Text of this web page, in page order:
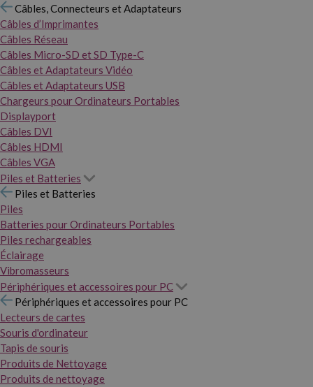
Câbles, Connecteurs et Adaptateurs
Câbles d’Imprimantes
Câbles Réseau
Câbles Micro-SD et SD Type-C
Câbles et Adaptateurs Vidéo
Câbles et Adaptateurs USB
Chargeurs pour Ordinateurs Portables
Displayport
Câbles DVI
Câbles HDMI
Câbles VGA
Piles et Batteries
Piles et Batteries
Piles
Batteries pour Ordinateurs Portables
Piles rechargeables
Éclairage
Vibromasseurs
Périphériques et accessoires pour PC
Périphériques et accessoires pour PC
Lecteurs de cartes
Souris d'ordinateur
Tapis de souris
Produits de Nettoyage
Produits de nettoyage